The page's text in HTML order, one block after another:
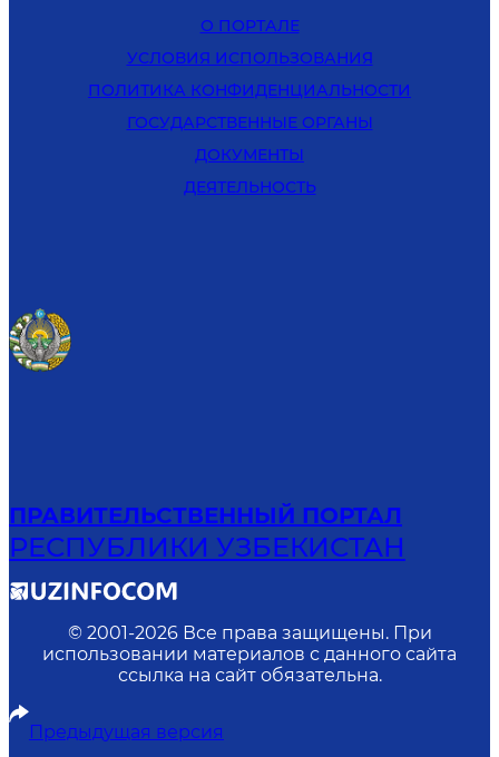
О ПОРТАЛЕ
УСЛОВИЯ ИСПОЛЬЗОВАНИЯ
ПОЛИТИКА КОНФИДЕНЦИАЛЬНОСТИ
ГОСУДАРСТВЕННЫЕ ОРГАНЫ
ДОКУМЕНТЫ
ДЕЯТЕЛЬНОСТЬ
ПРАВИТЕЛЬСТВЕННЫЙ ПОРТАЛ
РЕСПУБЛИКИ УЗБЕКИСТАН
© 2001-2026 Все права защищены. При
использовании материалов с данного сайта
ссылка на сайт обязательна.
Предыдущая версия